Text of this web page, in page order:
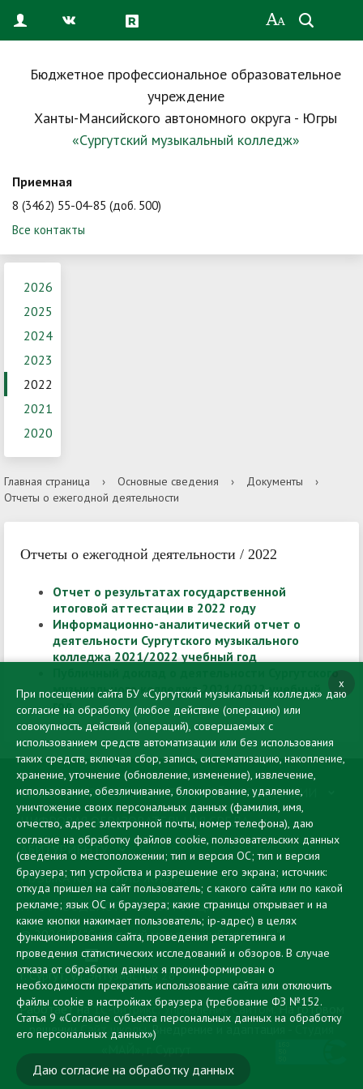
Бюджетное профессиональное образовательное
учреждение
Ханты-Мансийского автономного округа - Югры
«Сургутский музыкальный колледж»
Приемная
8 (3462) 55-04-85 (доб. 500)
Все контакты
2026
2025
2024
2023
2022
2021
2020
Главная страница › Основные сведения › Документы
›
Отчеты о ежегодной деятельности
Отчеты о ежегодной деятельности / 2022
Отчет о результатах государственной
итоговой аттестации в 2022 году
Информационно-аналитический отчет о
деятельности Сургутского музыкального
колледжа 2021/2022 учебный год
Публичный доклад о деятельности Сургутского
музыкального колледжа 2021/2022 учебный
год
СВЕДЕНИЯ ОБ ОБРАЗОВАТЕЛЬНОЙ ОРГАНИЗАЦИИ
ЦИФРОВАЯ ОБРАЗОВАТЕЛЬНАЯ СРЕДА
АБИТУРИЕНТУ
МУЗЫКА КАК СТИЛЬ ЖИЗНИ
ПРОТИВОДЕЙСТВИЕ КОРРУПЦИИ
© 2026 БУ "Сургутский музыкальный колледж"
г. Сургут, ул. Энтузиастов 28
Работает на 1С-Битрикс: Управление Сайтом. На готовом
решенииСайт школы. Внедрение и адаптация -
Студия
«МАЙ», г. Сургут
x
При посещении сайта БУ «Сургутский музыкальный колледж» даю
согласие на обработку (любое действие (операцию) или
совокупность действий (операций), совершаемых с
использованием средств автоматизации или без использования
таких средств, включая сбор, запись, систематизацию, накопление,
хранение, уточнение (обновление, изменение), извлечение,
использование, обезличивание, блокирование, удаление,
уничтожение своих персональных данных (фамилия, имя,
отчество, адрес электронной почты, номер телефона), даю
согласие на обработку файлов cookie, пользовательских данных
(сведения о местоположении; тип и версия ОС; тип и версия
браузера; тип устройства и разрешение его экрана; источник:
откуда пришел на сайт пользователь; с какого сайта или по какой
рекламе; язык ОС и браузера; какие страницы открывает и на
какие кнопки нажимает пользователь; ip-адрес) в целях
функционирования сайта, проведения ретаргетинга и
проведения статистических исследований и обзоров. В случае
отказа от обработки данных я проинформирован о
необходимости прекратить использование сайта или отключить
файлы cookie в настройках браузера (требование ФЗ №152.
Статья 9 «Согласие субъекта персональных данных на обработку
его персональных данных»)
Даю согласие на обработку данных